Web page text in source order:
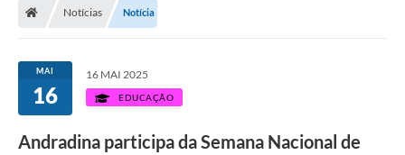
Notícias Notícia
MAI
16
16 MAI 2025
EDUCAÇÃO
Andradina participa da Semana Nacional de